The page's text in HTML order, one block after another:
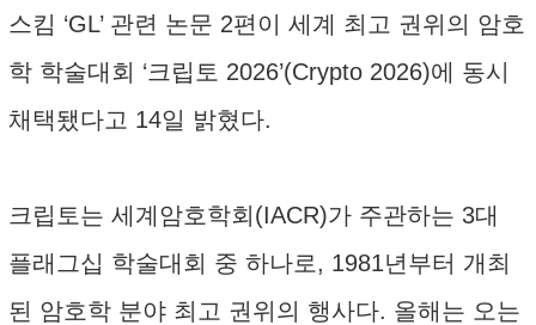
스킴 ‘GL’ 관련 논문 2편이 세계 최고 권위의 암호
학 학술대회 ‘크립토 2026’(Crypto 2026)에 동시
채택됐다고 14일 밝혔다.
크립토는 세계암호학회(IACR)가 주관하는 3대
플래그십 학술대회 중 하나로, 1981년부터 개최
된 암호학 분야 최고 권위의 행사다. 올해는 오는